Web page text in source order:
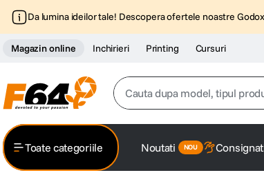
Da lumina ideilor tale! Descopera ofertele noastre
Magazin online Inchirieri Printing Cursuri
Cauta dupa model, tipul
Toate categoriile Noutati